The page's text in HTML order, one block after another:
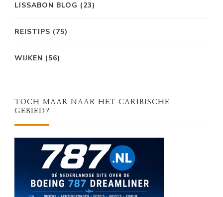
LISSABON BLOG (23)
REISTIPS (75)
WIJKEN (56)
TOCH MAAR NAAR HET CARIBISCHE
GEBIED?